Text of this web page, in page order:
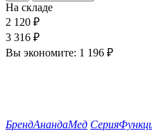
На складе
2 120 ₽
3 316 ₽
Вы экономите: 1 196 ₽
БрендАнандаМед Серия